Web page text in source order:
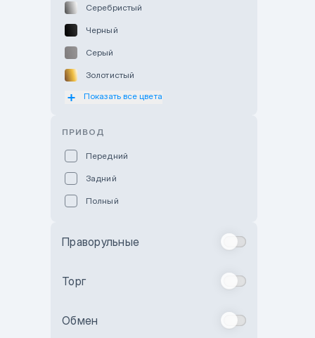
Серебристый
Черный
Серый
Золотистый
Оранжевый
Бежевый
Показать все цвета
ПРИВОД
Передний
Задний
Полный
Праворульные
Торг
Обмен